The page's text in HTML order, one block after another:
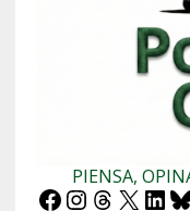
PIENSA,
Facebook
Instagram
Threads
X